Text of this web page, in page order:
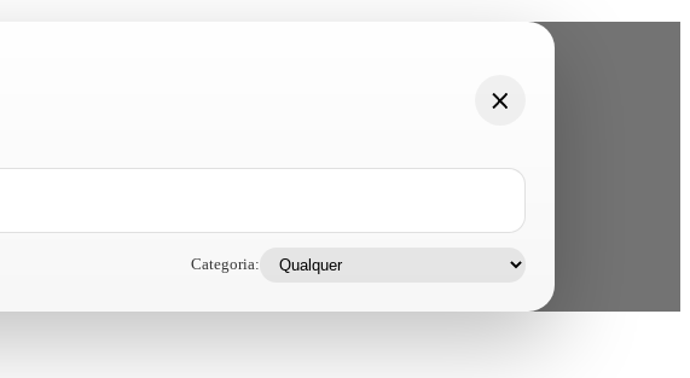
Categoria: